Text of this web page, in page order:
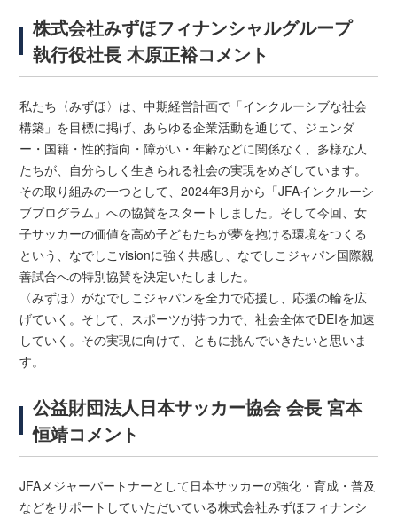
株式会社みずほフィナンシャルグループ
執行役社長 木原正裕コメント
私たち〈みずほ〉は、中期経営計画で「インクルーシブな社会
構築」を目標に掲げ、あらゆる企業活動を通じて、ジェンダ
ー・国籍・性的指向・障がい・年齢などに関係なく、多様な人
たちが、自分らしく生きられる社会の実現をめざしています。
その取り組みの一つとして、2024年3月から「JFAインクルーシ
ブプログラム」への協賛をスタートしました。そして今回、女
子サッカーの価値を高め子どもたちが夢を抱ける環境をつくる
という、なでしこvisionに強く共感し、なでしこジャパン国際親
善試合への特別協賛を決定いたしました。
〈みずほ〉がなでしこジャパンを全力で応援し、応援の輪を広
げていく。そして、スポーツが持つ力で、社会全体でDEIを加速
していく。その実現に向けて、ともに挑んでいきたいと思いま
す。
公益財団法人日本サッカー協会 会長 宮本
恒靖コメント
JFAメジャーパートナーとして日本サッカーの強化・育成・普及
などをサポートしていただいている株式会社みずほフィナンシ